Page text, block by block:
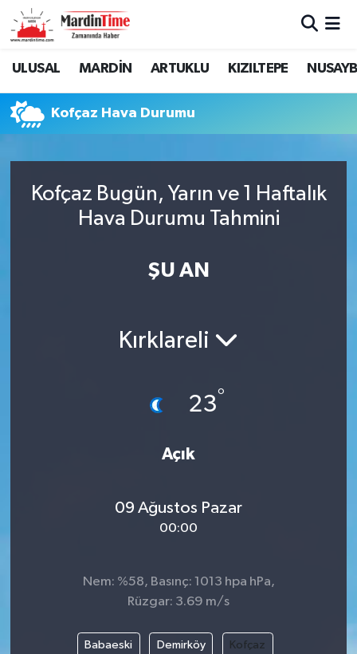
ULUSAL MARDİN ARTUKLU KIZILTEPE
Kofçaz Hava Durumu
Kofçaz Bugün, Yarın ve 1 Haftalık
Hava Durumu Tahmini
ŞU AN
Kırklareli
23°
Açık
09 Ağustos Pazar
00:00
Nem: %58, Basınç: 1013 hpa hPa,
Rüzgar: 3.69 m/s
Babaeski Demirköy Kofçaz
Mardin Nöbetçi Eczaneler
Mardin Trafik Yoğunluk Haritası
Süper Lig Puan Durumu ve Fikstür